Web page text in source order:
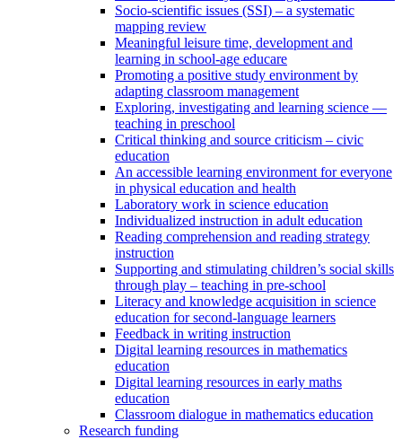
Socio-scientific issues (SSI) – a systematic
mapping review
Meaningful leisure time, development and
learning in school-age educare
Promoting a positive study environment by
adapting classroom management
Exploring, investigating and learning science —
teaching in preschool
Critical thinking and source criticism – civic
education
An accessible learning environment for everyone
in physical education and health
Laboratory work in science education
Individualized instruction in adult education
Reading comprehension and reading strategy
instruction
Supporting and stimulating children’s social skills
through play – teaching in pre-school
Literacy and knowledge acquisition in science
education for second-language learners
Feedback in writing instruction
Digital learning resources in mathematics
education
Digital learning resources in early maths
education
Classroom dialogue in mathematics education
Research funding